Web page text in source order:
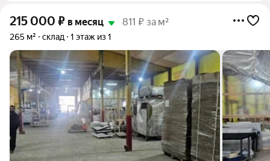
215 000 ₽ в месяц 811 ₽ за м²
265 м² склад 1 этаж из 1